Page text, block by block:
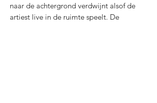
naar de achtergrond verdwijnt alsof de
artiest live in de ruimte speelt. De